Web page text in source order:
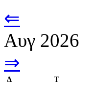
⇐
Αυγ 2026
⇒
Δ Τ